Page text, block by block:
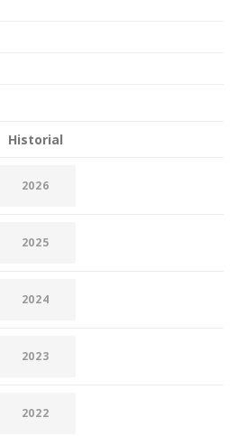
Historial
2026
2025
2024
2023
2022